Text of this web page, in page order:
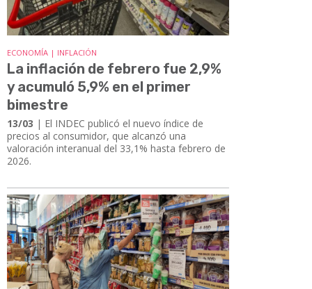
ECONOMÍA | INFLACIÓN
La inflación de febrero fue 2,9%
y acumuló 5,9% en el primer
bimestre
13/03 | El INDEC publicó el nuevo índice de
precios al consumidor, que alcanzó una
valoración interanual del 33,1% hasta febrero de
2026.